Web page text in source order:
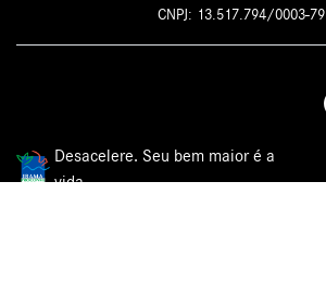
CNPJ: 13.517.794/0003-79
Desacelere. Seu bem maior é a
vida.